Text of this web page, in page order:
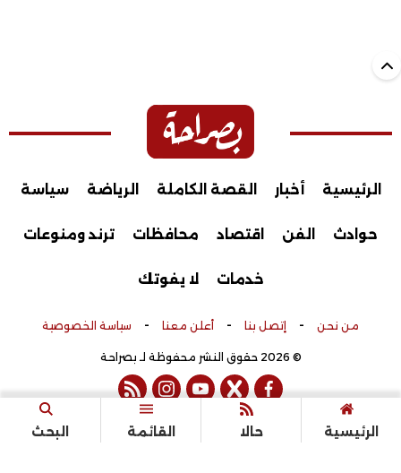
الرئيسية حالا القائمة البحث
الرئيسية أخبار القصة الكاملة الرياضة سياسة
حوادث الفن اقتصاد محافظات ترند ومنوعات
خدمات لا يفوتك
من نحن - إتصل بنا - أعلن معنا - سياسة الخصوصية
© 2026 حقوق النشر محفوظة لـ بصراحة
facebook
twitter
youtube
instagram
rss feed
تم التطوير بواسطة